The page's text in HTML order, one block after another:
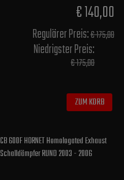
€ 140,00
Regulärer Preis:€ 175,00
Niedrigster Preis:
€ 175,00
ZUM KORB
CB 600F HORNET Homologated Exhaust
Schalldämpfer RUND 2003 - 2006